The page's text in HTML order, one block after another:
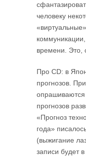
человеку
времени. Это,
Про СD: в
прогнозов.
опрашиваются
прогнозов
«Прогноз
года»
(выжигание
записи будет